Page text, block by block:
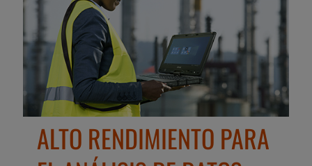
ALTO RENDIMIENTO PARA